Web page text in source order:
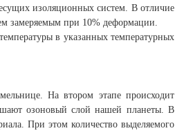
изоляционных систем. В отличие
замеряемым при 10% деформации.
в указанных температурных
На втором этапе происходит
озоновый слой нашей планеты. В
При этом количество выделяемого